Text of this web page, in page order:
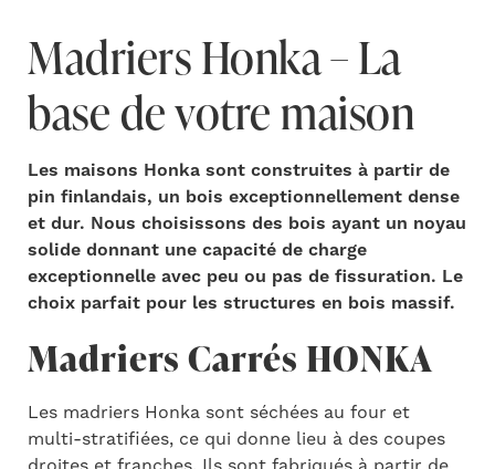
Madriers Honka – La
base de votre maison
Les maisons Honka sont construites à partir de
pin finlandais, un bois exceptionnellement dense
et dur. Nous choisissons des bois ayant un noyau
solide donnant une capacité de charge
exceptionnelle avec peu ou pas de fissuration. Le
choix parfait pour les structures en bois massif.
Madriers Carrés HONKA
Les madriers Honka sont séchées au four et
multi-stratifiées, ce qui donne lieu à des coupes